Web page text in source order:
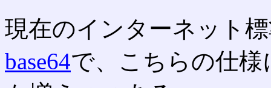
現在のインターネット
base64で、こちらの仕様